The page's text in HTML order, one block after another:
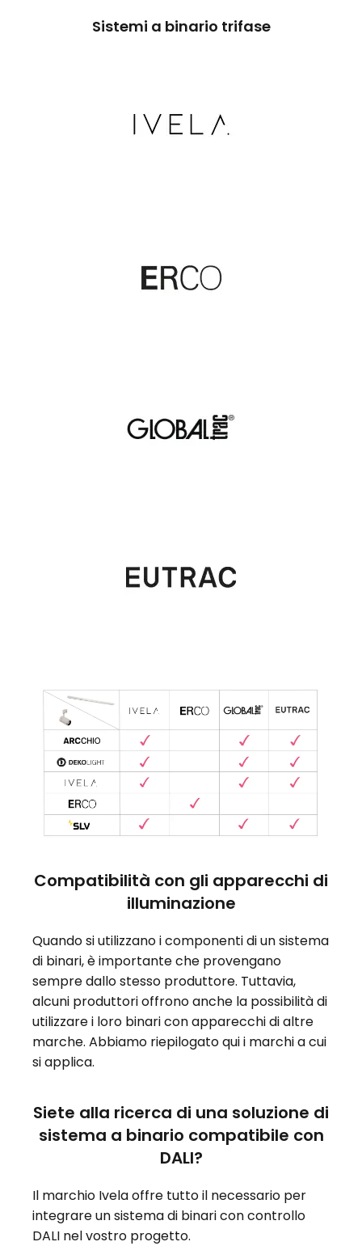
Sistemi a binario trifase
Compatibilità con gli apparecchi di
illuminazione
Quando si utilizzano i componenti di un sistema
di binari, è importante che provengano
sempre dallo stesso produttore. Tuttavia,
alcuni produttori offrono anche la possibilità di
utilizzare i loro binari con apparecchi di altre
marche. Abbiamo riepilogato qui i marchi a cui
si applica.
Siete alla ricerca di una soluzione di
sistema a binario compatibile con
DALI?
Il marchio Ivela offre tutto il necessario per
integrare un sistema di binari con controllo
DALI nel vostro progetto.